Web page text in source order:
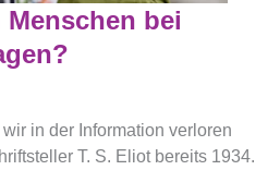
bei
in der Information verloren
T. S. Eliot bereits 1934.